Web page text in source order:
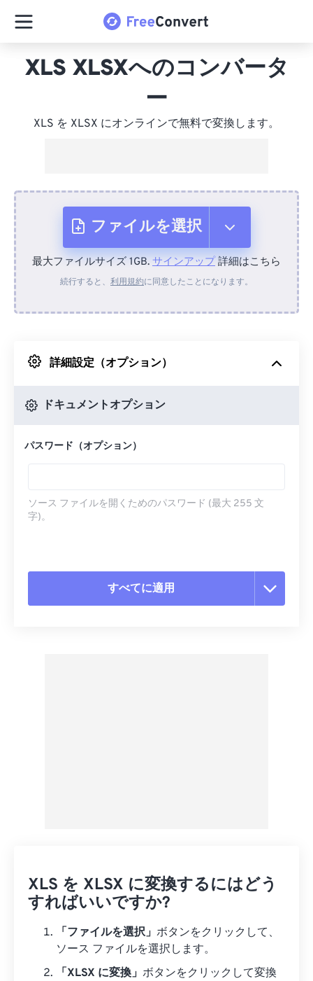
XLS XLSXへのコンバータ
ー
XLS を XLSX にオンラインで無料で変換します。
ファイルを選択
デバイスから
Googleドライブから
最大ファイルサイズ 1GB. サインアップ詳細はこちら
続行すると、 利用規約に同意したことになります。
詳細設定（オプション）
ドキュメントオプション
パスワード（オプション）
ソース ファイルを開くためのパスワード (最大 255 文
字)。
すべてに適用
XLS を XLSX に変換するにはどう
すればいいですか?
「ファイルを選択」 ボタンをクリックして、
ソース ファイルを選択します。
「XLSX に変換」 ボタンをクリックして変換